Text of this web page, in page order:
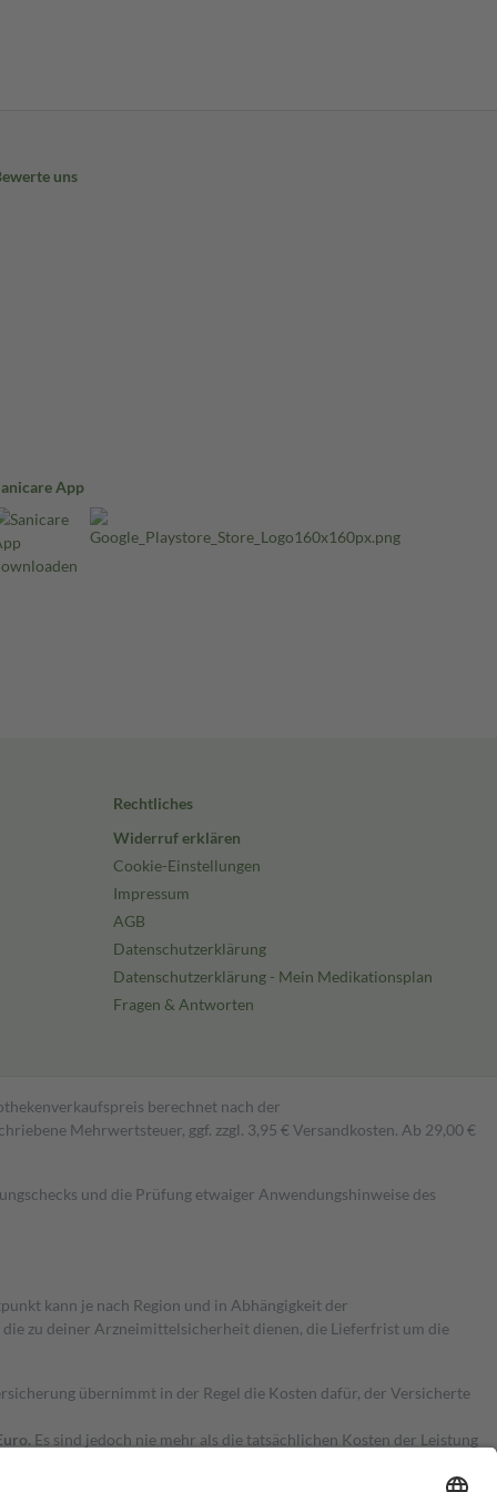
uns
App
Rechtliches
Widerruf erklären
Cookie-Einstellungen
Impressum
AGB
Datenschutzerklärung
Datenschutzerklärung - Mein Medikationsplan
Fragen & Antworten
berechnet nach der
Mehrwertsteuer, ggf. zzgl. 3,95 € Versandkosten. Ab 29,00 €
und die Prüfung etwaiger Anwendungshinweise des
kann je nach Region und in Abhängigkeit der
zu deiner Arzneimittelsicherheit dienen, die Lieferfrist um die
übernimmt in der Regel die Kosten dafür, der Versicherte
Es sind jedoch nie mehr als die tatsächlichen Kosten der Leistung